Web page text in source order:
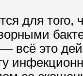
для того,
всё это